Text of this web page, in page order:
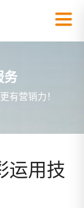
务
有营销力！
运用技